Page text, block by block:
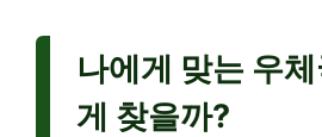
나에게 맞는 우
게 찾을까?